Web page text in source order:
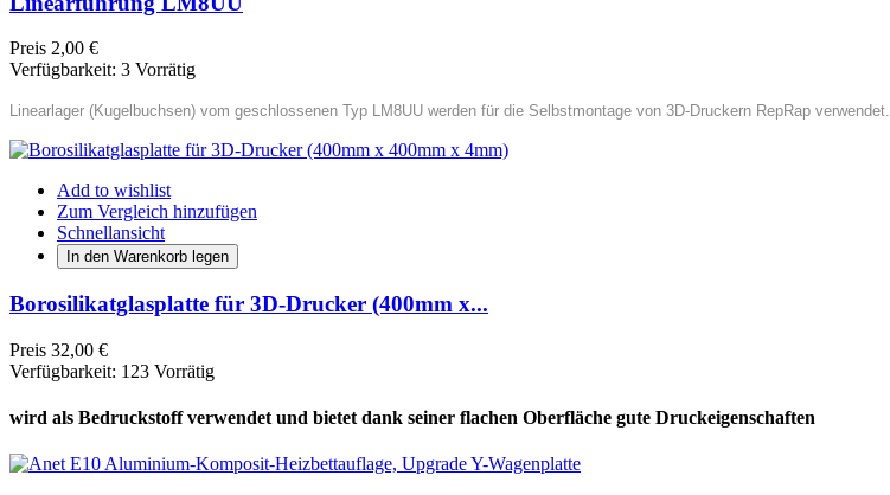
Preis 2,00 €
Verfügbarkeit: 3 Vorrätig
Linearlager (Kugelbuchsen) vom geschlossenen Typ LM8UU werden für die Selbstmontage von 3D-Druckern RepRap verwendet.
Add to wishlist
Zum Vergleich hinzufügen
Schnellansicht
In den Warenkorb legen
Borosilikatglasplatte für 3D-Drucker (400mm x...
Preis 32,00 €
Verfügbarkeit: 123 Vorrätig
wird als Bedruckstoff verwendet und bietet dank seiner flachen Oberfläche gute Druckeigenschaften